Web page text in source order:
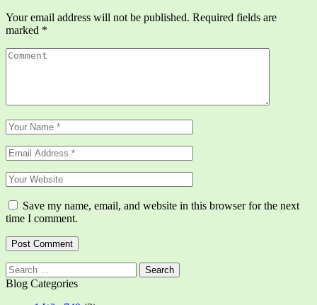
Your email address will not be published. Required fields are
marked *
Save my name, email, and website in this browser for the next
time I comment.
Search
for:
Blog Categories